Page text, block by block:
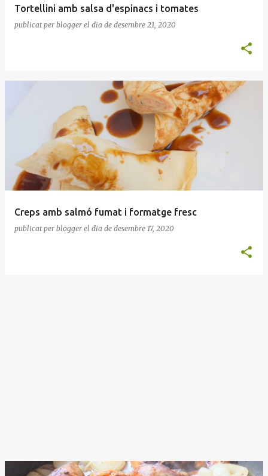
Tortellini amb salsa d'espinacs i tomates
publicat per blogger el dia de desembre 21, 2020
Creps amb salmó fumat i formatge fresc
publicat per blogger el dia de desembre 17, 2020